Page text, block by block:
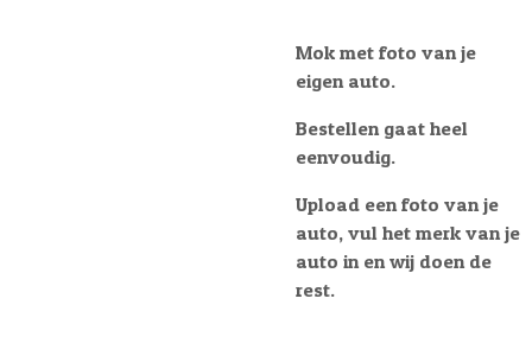
Mok met foto van je
eigen auto.
Bestellen gaat heel
eenvoudig.
Upload een foto van je
auto, vul het merk van je
auto in en wij doen de
rest.